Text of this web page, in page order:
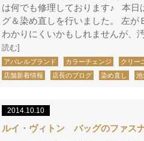
は何でも修理しております♪ 本日
グ＆染め直しを行いました。
わかりにくいかもしれませんが
読む]
アパレルブランド カラーチェンジ クリー
店舗新着情報
店長のブログ 染め直し 池
2014.10.10
ルイ・ヴィトン バッグのファス